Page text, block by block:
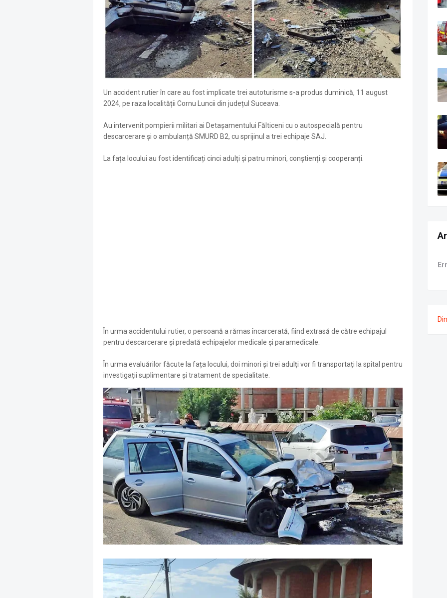
Un accident rutier în care au fost implicate trei autoturisme s-a produs duminică, 11 august
2024, pe raza localității Cornu Luncii din județul Suceava.
Au intervenit pompierii militari ai Detașamentului Fălticeni cu o autospecială pentru
descarcerare și o ambulanță SMURD B2, cu sprijinul a trei echipaje SAJ.
La fața locului au fost identificați cinci adulți și patru minori, conștienți și cooperanți.
În urma accidentului rutier, o persoană a rămas încarcerată, fiind extrasă de către echipajul
pentru descarcerare și predată echipajelor medicale și paramedicale.
În urma evaluărilor făcute la fața locului, doi minori și trei adulți vor fi transportați la spital pentru
investigații suplimentare și tratament de specialitate.